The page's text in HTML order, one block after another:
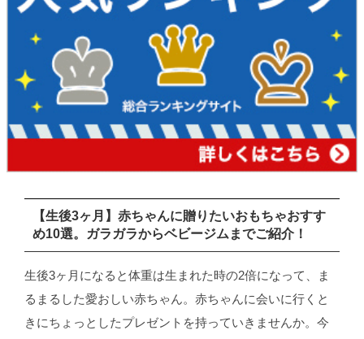
【生後3ヶ月】赤ちゃんに贈りたいおもちゃおすす
め10選。ガラガラからベビージムまでご紹介！
生後3ヶ月になると体重は生まれた時の2倍になって、ま
るまるした愛おしい赤ちゃん。赤ちゃんに会いに行くと
きにちょっとしたプレゼントを持っていきませんか。今